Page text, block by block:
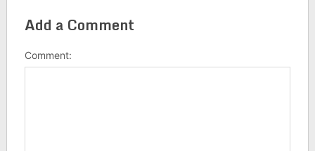
Add a Comment
Comment: